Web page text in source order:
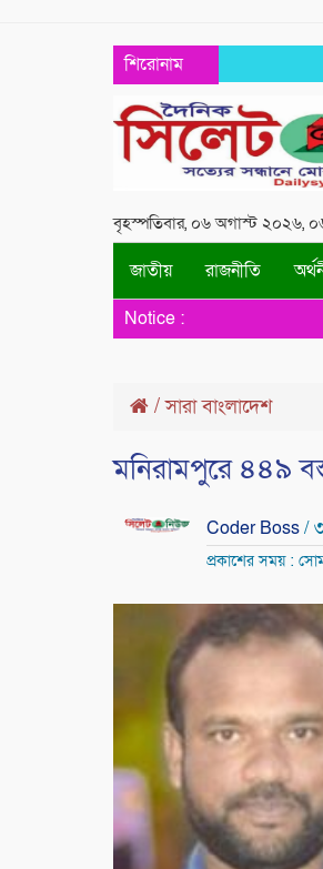
শিরোনাম
বৃহস্পতিবার, ০৬ অগাস্ট ২০২৬,
জাতীয় রাজনীতি
Notice :
/সারা বাংলাদেশ
মনিরামপুরে ৪৪৯
Coder Boss/
প্রকাশের সময় :